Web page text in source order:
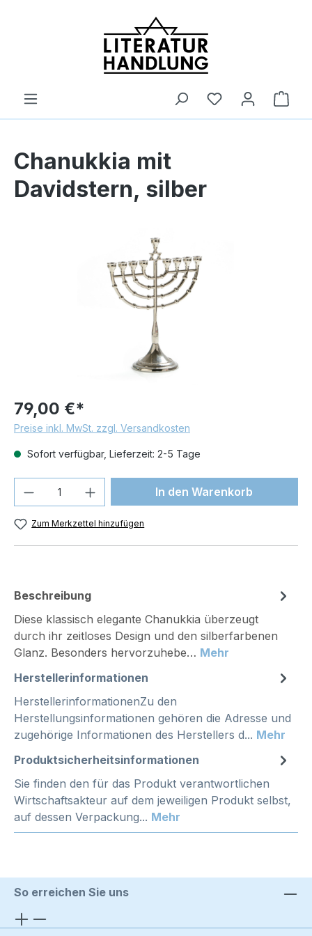
Chanukkia mit
Davidstern, silber
79,00 €*
Preise inkl. MwSt. zzgl. Versandkosten
Sofort verfügbar, Lieferzeit: 2-5 Tage
Produkt Anzahl: Gib denIn den Warenkorb
Zum Merkzettel hinzufügen
Beschreibung
Diese klassisch elegante Chanukkia überzeugt
durch ihr zeitloses Design und den silberfarbenen
Glanz. Besonders hervorzuhebe… Mehr
Herstellerinformationen
HerstellerinformationenZu den
Herstellungsinformationen gehören die Adresse und
zugehörige Informationen des Herstellers d... Mehr
Produktsicherheitsinformationen
Sie finden den für das Produkt verantwortlichen
Wirtschaftsakteur auf dem jeweiligen Produkt selbst,
auf dessen Verpackung... Mehr
So erreichen Sie uns